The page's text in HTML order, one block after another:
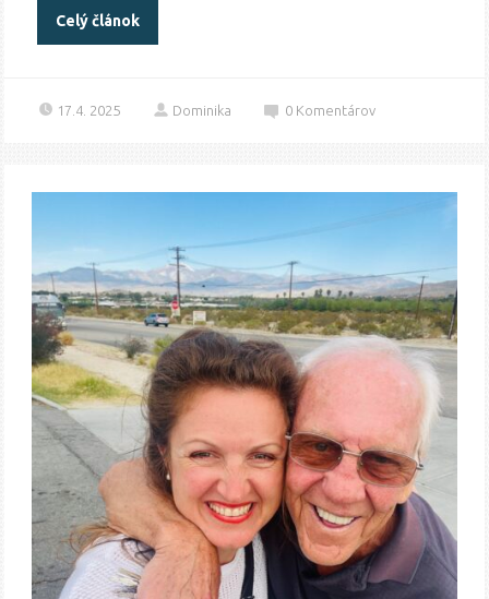
Celý článok
17.4. 2025 Dominika 0 Komentárov